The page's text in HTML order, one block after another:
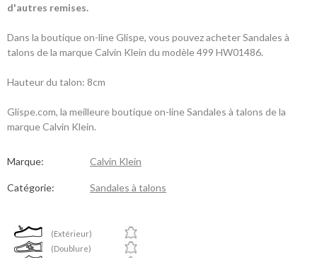
d'autres remises.
Dans la boutique on-line Glispe, vous pouvez acheter Sandales à
talons de la marque Calvin Klein du modèle 499 HW01486.
Hauteur du talon: 8cm
Glispe.com, la meilleure boutique on-line Sandales à talons de la
marque Calvin Klein.
Marque: Calvin Klein
Catégorie: Sandales à talons
(Extérieur)
(Doublure)